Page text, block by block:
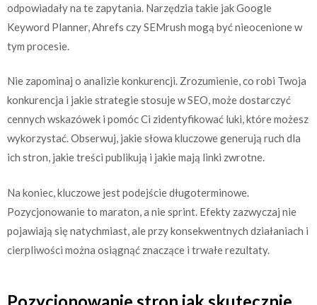
odpowiadały na te zapytania. Narzędzia takie jak Google
Keyword Planner, Ahrefs czy SEMrush mogą być nieocenione w
tym procesie.
Nie zapominaj o analizie konkurencji. Zrozumienie, co robi Twoja
konkurencja i jakie strategie stosuje w SEO, może dostarczyć
cennych wskazówek i pomóc Ci zidentyfikować luki, które możesz
wykorzystać. Obserwuj, jakie słowa kluczowe generują ruch dla
ich stron, jakie treści publikują i jakie mają linki zwrotne.
Na koniec, kluczowe jest podejście długoterminowe.
Pozycjonowanie to maraton, a nie sprint. Efekty zazwyczaj nie
pojawiają się natychmiast, ale przy konsekwentnych działaniach i
cierpliwości można osiągnąć znaczące i trwałe rezultaty.